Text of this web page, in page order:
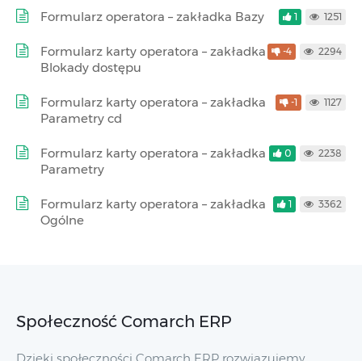
Formularz operatora – zakładka Bazy 1 1251
Formularz karty operatora – zakładka
Blokady dostępu
-4 2294
Formularz karty operatora – zakładka
Parametry cd
-1 1127
Formularz karty operatora – zakładka
Parametry
0 2238
Formularz karty operatora – zakładka
Ogólne
1 3362
Społeczność Comarch ERP